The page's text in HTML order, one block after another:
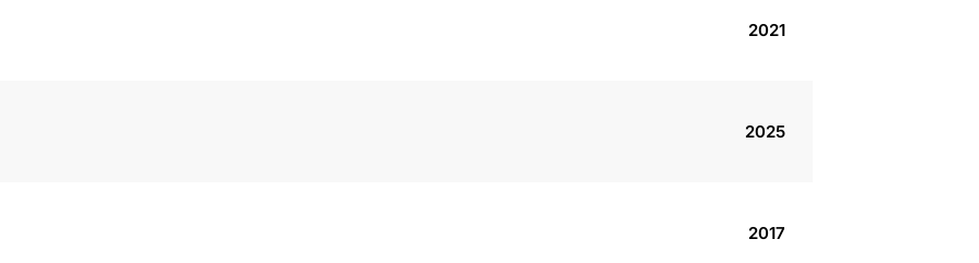
2021
2025
2017